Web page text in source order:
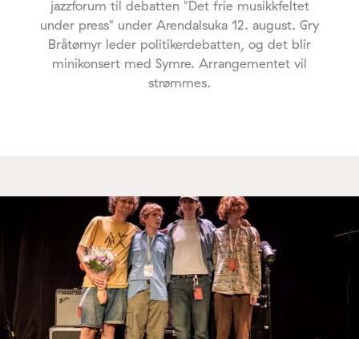
jazzforum til debatten "Det frie musikkfeltet
under press" under Arendalsuka 12. august. Gry
Bråtømyr leder politikerdebatten, og det blir
minikonsert med Symre. Arrangementet vil
strømmes.